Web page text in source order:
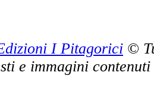
I Pitagorici ©
e immagini